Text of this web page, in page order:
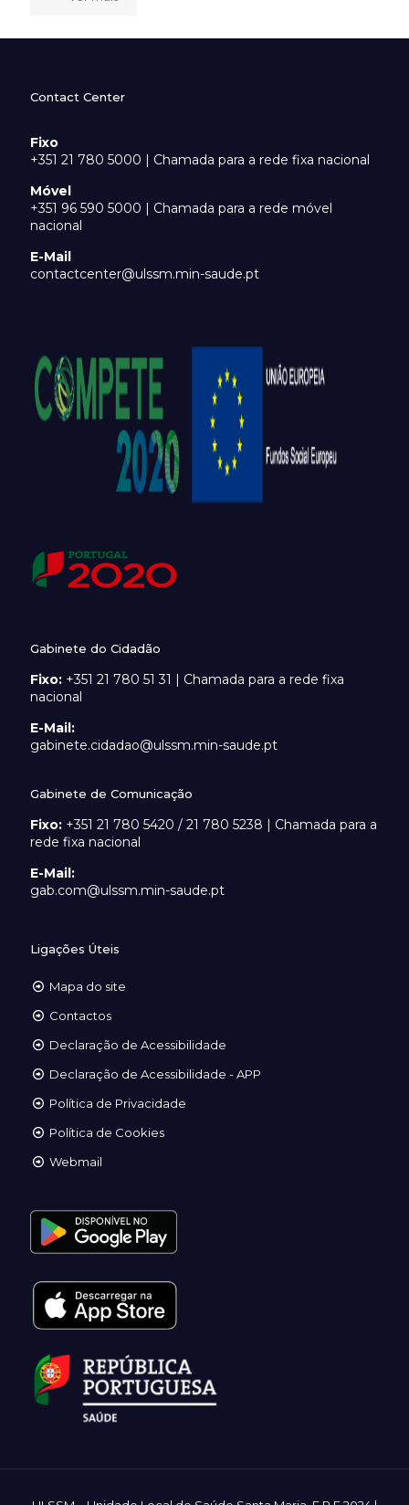
Contact Center
Fixo
+351 21 780 5000 | Chamada para a rede fixa nacional
Móvel
+351 96 590 5000 | Chamada para a rede móvel
nacional
E-Mail
contactcenter@ulssm.min-saude.pt
Gabinete do Cidadão
Fixo: +351 21 780 51 31 | Chamada para a rede fixa
nacional
E-Mail:
gabinete.cidadao@ulssm.min-saude.pt
Gabinete de Comunicação
Fixo: +351 21 780 5420 / 21 780 5238 | Chamada para a
rede fixa nacional
E-Mail:
gab.com@ulssm.min-saude.pt
Ligações Úteis
Mapa do site
Contactos
Declaração de Acessibilidade
Declaração de Acessibilidade - APP
Política de Privacidade
Política de Cookies
Webmail